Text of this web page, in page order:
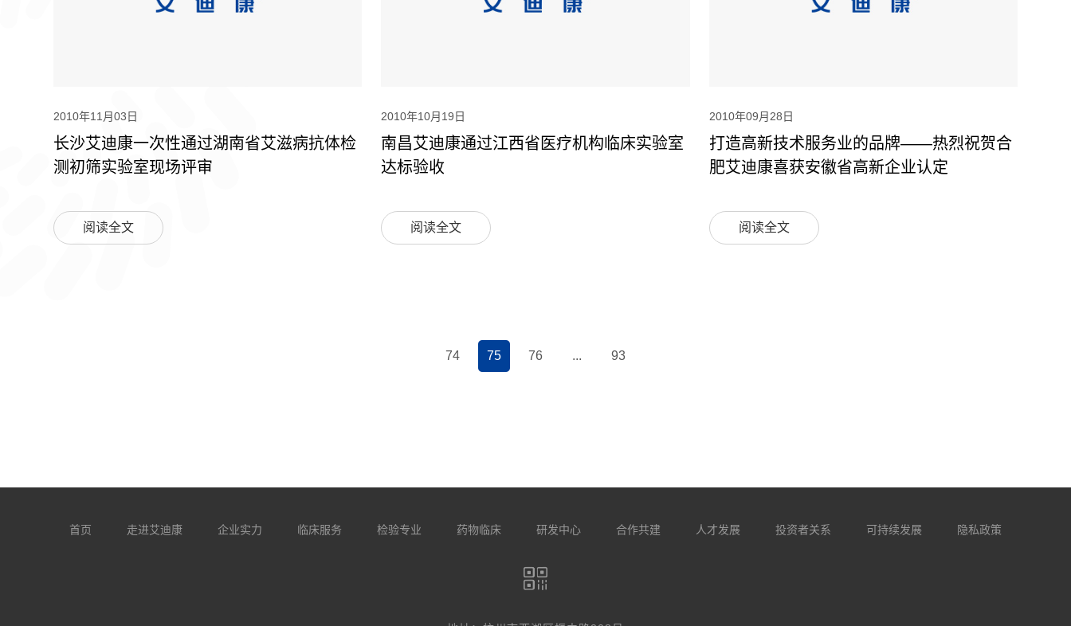
2010年11月03日
长沙艾迪康一次性通过湖南省艾滋病抗体检
测初筛实验室现场评审
阅读全文
2010年10月19日
南昌艾迪康通过江西省医疗机构临床实验室
达标验收
阅读全文
2010年09月28日
打造高新技术服务业的品牌——热烈祝贺合
肥艾迪康喜获安徽省高新企业认定
阅读全文
74 75 76 ... 93
首页 走进艾迪康 企业实力 临床服务 检验专业 药物临床 研发中心 合作共建 人才发展 投资者关系 可持续发展 隐私政策